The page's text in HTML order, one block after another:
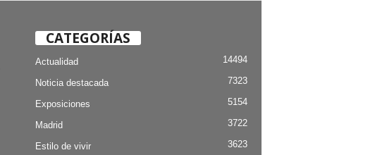
CATEGORÍAS
Actualidad 14494
Noticia destacada 7323
Exposiciones 5154
Madrid 3722
Estilo de vivir 3623